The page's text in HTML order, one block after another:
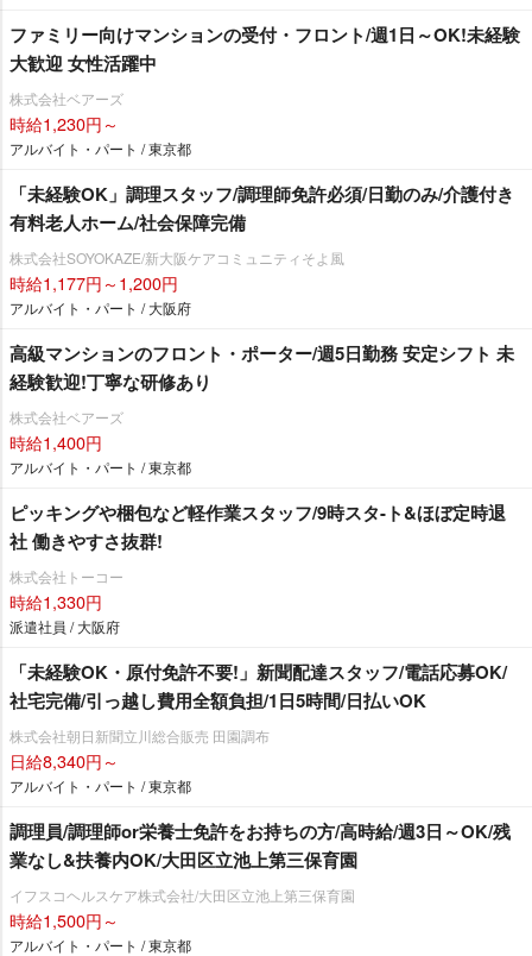
ファミリー向けマンションの受付・フロント/週1日～OK!未経験
大歓迎 女性活躍中
株式会社ベアーズ
時給1,230円～
アルバイト・パート / 東京都
「未経験OK」調理スタッフ/調理師免許必須/日勤のみ/介護付き
有料老人ホーム/社会保障完備
株式会社SOYOKAZE/新大阪ケアコミュニティそよ風
時給1,177円～1,200円
アルバイト・パート / 大阪府
高級マンションのフロント・ポーター/週5日勤務 安定シフト 未
経験歓迎!丁寧な研修あり
株式会社ベアーズ
時給1,400円
アルバイト・パート / 東京都
ピッキングや梱包など軽作業スタッフ/9時スタ-ト&ほぼ定時退
社 働きやすさ抜群!
株式会社トーコー
時給1,330円
派遣社員 / 大阪府
「未経験OK・原付免許不要!」新聞配達スタッフ/電話応募OK/
社宅完備/引っ越し費用全額負担/1日5時間/日払いOK
株式会社朝日新聞立川総合販売 田園調布
日給8,340円～
アルバイト・パート / 東京都
調理員/調理師or栄養士免許をお持ちの方/高時給/週3日～OK/残
業なし&扶養内OK/大田区立池上第三保育園
イフスコヘルスケア株式会社/大田区立池上第三保育園
時給1,500円～
アルバイト・パート / 東京都